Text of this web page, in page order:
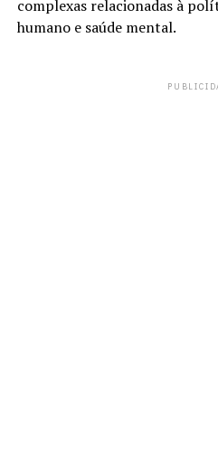
complexas relacionadas à
humano e saúde mental.